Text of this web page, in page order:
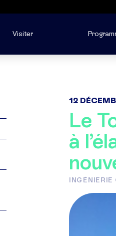
Visiter
12
Le
à
INGÉNIERIE